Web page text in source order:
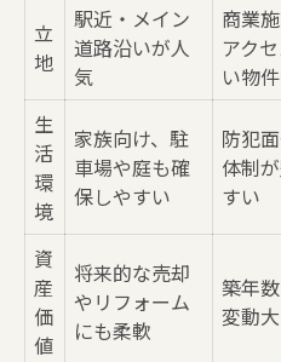
生活利便性が高
理想の住まい選びに
物件比較で役立つ
不動産売買の比較
間取りや立地条
家族構成別におす
樽井エリアの不動産
安心して進めるた
立
地
駅近・メイン
道路沿いが人
気
商業
アク
い物
生
活
環
境
家族向け、駐
車場や庭も確
保しやすい
防犯
体制
すい
資
産
価
値
将来的な売却
やリフォーム
にも柔軟
築年
変動